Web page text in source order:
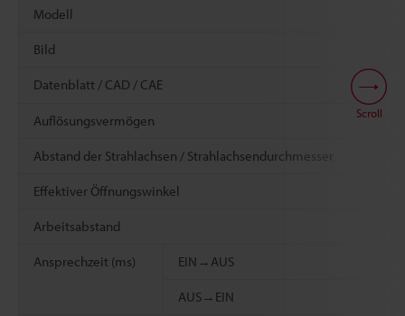
Modell
Bild
Datenblatt / CAD / CAE
Auflösungsvermögen
Abstand der Strahlachsen / Strahlachsendurchmesser
Effektiver Öffnungswinkel
Arbeitsabstand
Ansprechzeit (ms) EIN→AUS
AUS→EIN
Scroll